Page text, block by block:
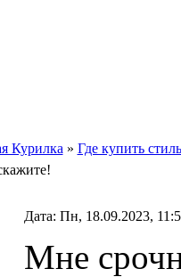
Курилка » Где купить
Дата: Пн, 18.09.2023,
Мне